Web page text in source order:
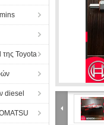
της Toyota
diesel